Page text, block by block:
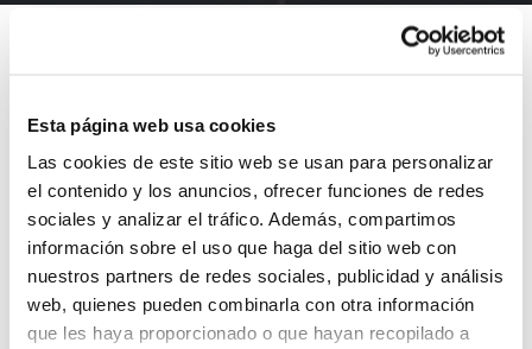
Esta página web usa cookies
Las cookies de este sitio web se usan para personalizar
el contenido y los anuncios, ofrecer funciones de redes
sociales y analizar el tráfico. Además, compartimos
información sobre el uso que haga del sitio web con
nuestros partners de redes sociales, publicidad y análisis
web, quienes pueden combinarla con otra información
que les haya proporcionado o que hayan recopilado a
El pasado domingo 29 de noviembre en el Pabellón de
Nazaret se llevó a cabo la presentación de la Sección
de Baloncesto del CD. Penya Roja.
Año a año, la entidad va creciendo tanto en ilusión
como en deportistas, siendo su lema
"Educando a
través del deporte" .